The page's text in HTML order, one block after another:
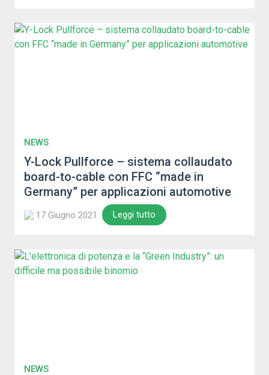
NEWS
Y-Lock Pullforce – sistema collaudato
board-to-cable con FFC “made in
Germany” per applicazioni automotive
17 Giugno 2021 Leggi tutto
NEWS